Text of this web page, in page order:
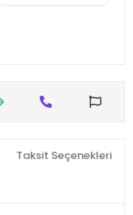
Taksit Seçenekleri